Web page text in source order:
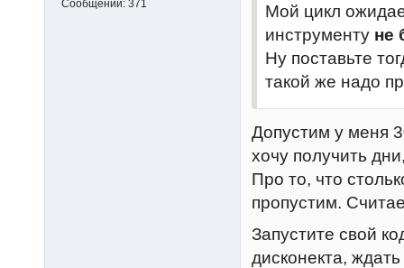
Сообщений: 371
Мой цикл
инструменту не
Ну поставьте
такой же надо
Допустим у меня
хочу получить
Про то, что
пропустим.
Запустите свой
дисконекта,